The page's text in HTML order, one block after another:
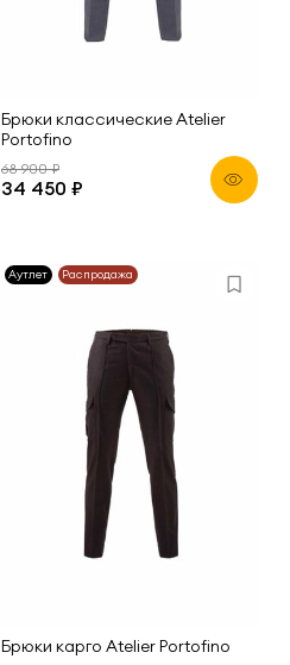
Брюки классические Atelier
Portofino
68 900 ₽
34 450 ₽
Аутлет Распродажа
Брюки карго Atelier Portofino